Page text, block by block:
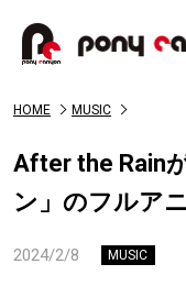
HOME MUSIC
After the Rain
ン」のフルア
2024/2/8 MUSIC